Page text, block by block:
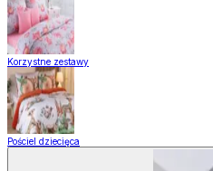
Korzystne zestawy
Pościel dziecięca